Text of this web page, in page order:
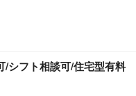
/シフト相談可/住宅型有料